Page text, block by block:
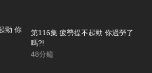
第116集 疲勞提不起勁 你過勞了
嗎?!
48分鐘